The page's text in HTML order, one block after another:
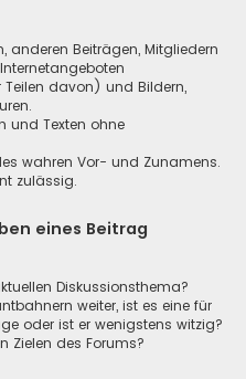
anderen Beiträgen, Mitgliedern
davon) und Bildern,
und Texten ohne
wahren Vor- und Zunamens.
zulässig.
eines Beitrag
Diskussionsthema?
weiter, ist es eine für
oder ist er wenigstens witzig?
Zielen des Forums?